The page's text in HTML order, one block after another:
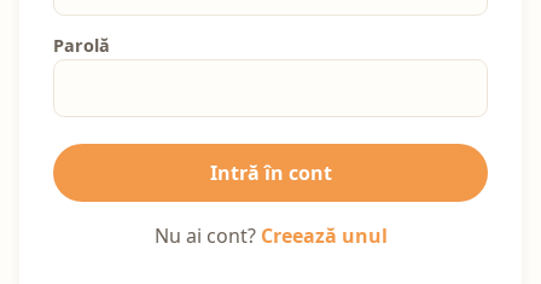
Parolă
Intră în cont
Nu ai cont? Creează unul